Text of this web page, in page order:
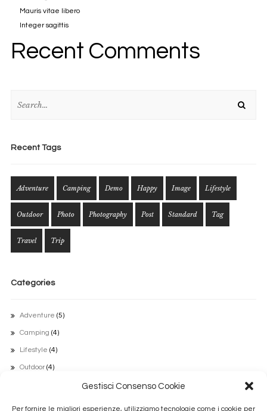
Gestisci Consenso Cookie
Per fornire le migliori esperienze, utilizziamo tecnologie come i cookie per
Mauris vitae libero
Integer sagittis
Recent Comments
Recent Tags
Adventure Camping Demo Happy Image Lifestyle
Outdoor Photo Photography Post Standard Tag
Travel Trip
Categories
Adventure (5)
Camping (4)
Lifestyle (4)
Outdoor(4)